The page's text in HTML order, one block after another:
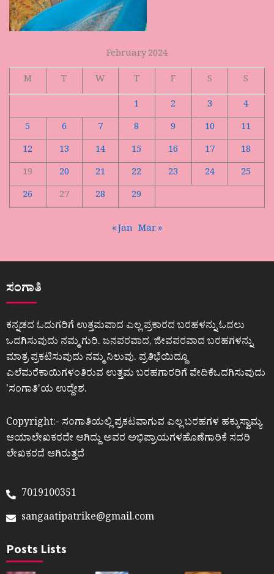
February 2024
M
T W T F S
S
1
2 3
4
5
6 7 8 9 10
11
12
13 14 15 16 17
18
19
20 21 22 23 24
25
26
27 28 29
« Jan Mar »
ಸಂಗಾತಿ
ಕನ್ನಡದ ಓದುಗರಿಗೆ ಉತ್ತಮವಾದ ಎಲ್ಲ ಪ್ರಕಾರದ ಬರಹಳನ್ನು ಓದಲು
ಒದಗಿಸುವುದು ನಮ್ಮ ಗುರಿ. ಜನಪರವಾದ, ಜೀವಪರವಾದ ಬರಹಗಳನ್ನು
ಮಾತ್ರ ಪ್ರಕಟಿಸುವುದು ನಮ್ಮ ನಿಲುವು. ಪ್ರತಿಭೆಯಿದ್ದೂ
ಎಲೆಮರೆಕಾಯಿಗಳಂತಿರುವ ಉತ್ತಮ ಬರಹಗಾರರಿಗೆ ವೇದಿಕೆಒದಗಿಸುವುದು
ʼಸಂಗಾತಿʼಯ ಉದ್ದೇಶ.
Copyright:- ಸಂಗಾತಿಯಲ್ಲಿ ಪ್ರಕಟವಾಗುವ ಎಲ್ಲ ಬರಹಗಳ ಹಕ್ಕುಸ್ವಾಮ್ಯ
ಆಯಾಲೇಖಕರದೇ ಆಗಿದ್ದು ಅವರ ಅಭಿಪ್ರಾಯಗಳಹೊಣೆಗಾರಿಕೆ ಸದರಿ
ಲೇಖಕರದೆ ಆಗಿರುತ್ತದೆ
7019100351
sangaatipatrike@gmail.com
Posts Lists